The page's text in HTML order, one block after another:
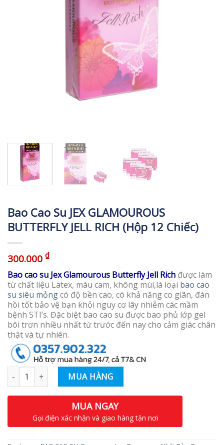
Bao Cao Su JEX GLAMOUROUS
BUTTERFLY JELL RICH (Hộp 12 Chiếc)
300.000 ₫
Bao cao su Jex Glamourous Butterfly Jell Rich được làm
từ chất liệu Latex, màu cam, không mùi,là loại bao cao
su siêu mỏngcó độ bền cao, có khả năng co giãn, đàn
hồi tốt bảo vệ bạn khỏi nguy cơ lây nhiễm các mầm
bệnh STI’s. Đặc biệt bao cao su được bao phủ lớp gel
bôi trơn nhiều nhất từ trước đến nay cho cảm giác chân
thật và tự nhiên.
MUA HÀNG
MUA NGAY
Gọi điện xác nhận và giao hàng tận nơi